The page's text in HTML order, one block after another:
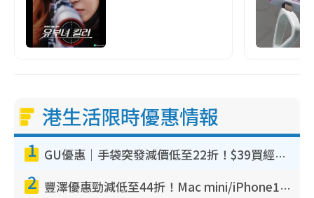
港生活限時優惠情報
1 GU優惠｜手袋突發減價低至22折！$39買經典波士頓包/餃子袋！飾物同步減價$29起！
2 豐澤優惠勁減低至44折！Mac mini/iPhone17Pro大減價！廚房家電$220起